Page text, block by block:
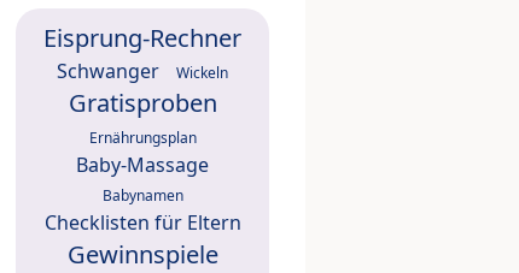
Eisprung-Rechner
Schwanger Wickeln
Gratisproben
Ernährungsplan
Baby-Massage
Babynamen
Checklisten für Eltern
Gewinnspiele